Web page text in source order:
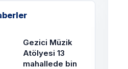
Gezici Müzik
Atölyesi 13
mahallede bin